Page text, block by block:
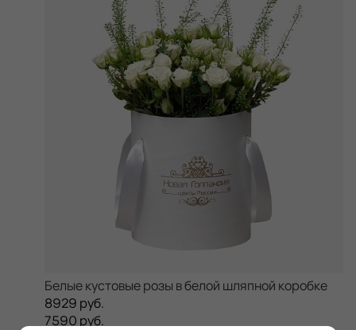
Белые кустовые розы в белой шляпной коробке
8929 руб.
7590 руб.